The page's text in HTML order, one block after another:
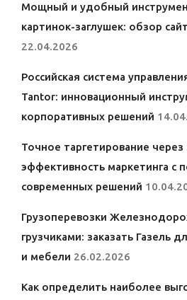
Мощный и удобный
картинок-заглушек: обзор
22.04.2026
Российская система
Tantor: инновационный
корпоративных решений
Точное таргетирование через
эффективность маркетинга с
современных решений
Грузоперевозки
грузчиками: заказать Газель
и мебели 26.02.2026
Как определить наиболее